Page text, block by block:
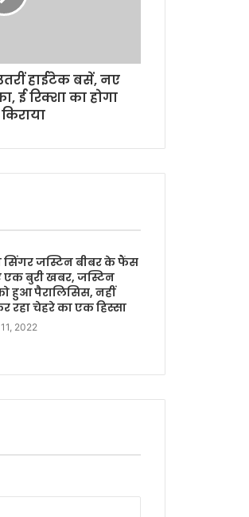
हाईटेक बसें, नए
ई रिक्शा का होगा
सिंगर जस्टिन बीबर के फैंस
बुरी खबर, जस्टिन
हुआ पैरालिसिस, नहीं
रहा चेहरे का एक हिस्सा
2022